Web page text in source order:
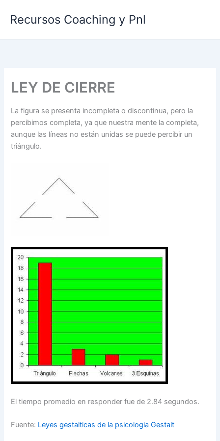
Recursos Coaching y Pnl
LEY DE CIERRE
La figura se presenta incompleta o discontinua, pero la
percibimos completa, ya que nuestra mente la completa,
aunque las líneas no están unidas se puede percibir un
triángulo.
El tiempo promedio en responder fue de 2.84 segundos.
Fuente: Leyes gestalticas de la psicologia Gestalt